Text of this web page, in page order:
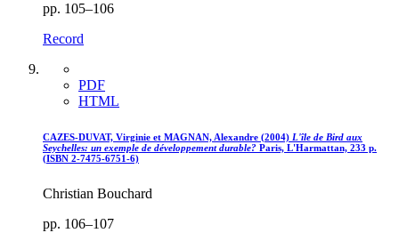
pp. 105–106
Record
PDF
HTML
CAZES-DUVAT, Virginie et MAGNAN, Alexandre (2004) L'île de Bird aux
Seychelles: un exemple de développement durable? Paris, L'Harmattan, 233 p.
(ISBN 2-7475-6751-6)
Christian Bouchard
pp. 106–107